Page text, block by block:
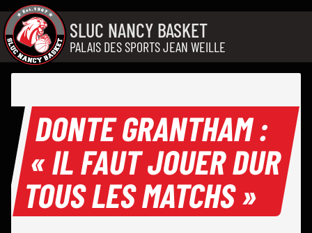
Aller au contenu
SLUC NANCY BASKET
PALAIS DES SPORTS JEAN WEILLE
DONTE GRANTHAM :
« IL FAUT JOUER DUR
TOUS LES MATCHS »